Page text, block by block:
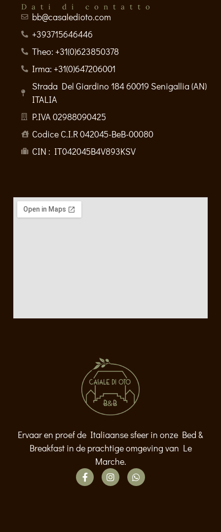
Ervaar en proef de Italiaanse sfeer in onze Bed &
Breakfast in de prachtige omgeving van Le
Marche.
Dati di contatto
bb@casaledioto.com
+393715646446
Theo: +31(0)623850378
Irma: +31(0)647206001
Strada Del Giardino 184 60019 Senigallia (AN)
ITALIA
P.IVA 02988090425
Codice C.I.R 042045-BeB-00080
CIN : IT042045B4V893KSV